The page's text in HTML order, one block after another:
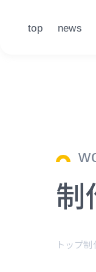
top news
制
トップ制